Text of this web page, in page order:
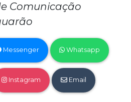
Comunicação
Messenger Whatsapp
Instagram Email